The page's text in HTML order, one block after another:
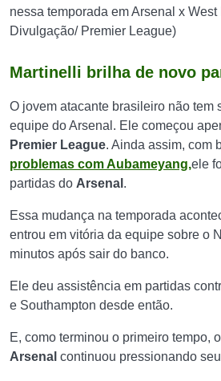
nessa temporada em Arsenal x West
Divulgação/ Premier League)
Martinelli brilha de novo
O jovem atacante brasileiro não tem
equipe do Arsenal. Ele começou
Premier League. Ainda assim, com
problemas com Aubameyang,ele
partidas do Arsenal .
Essa mudança na temporada
entrou em vitória da equipe sobre o
minutos após sair do banco.
Ele deu assistência em partidas
e Southampton desde então.
E, como terminou o primeiro tempo,
Arsenal continuou pressionando